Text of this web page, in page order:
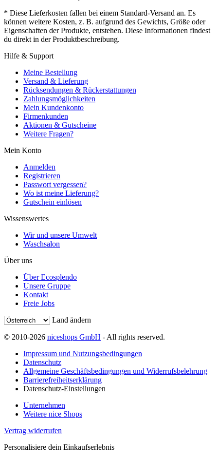
* Diese Lieferkosten fallen bei einem Standard-Versand an. Es
können weitere Kosten, z. B. aufgrund des Gewichts, Größe oder
Eigenschaften der Produkte, entstehen. Diese Informationen findest
du direkt in der Produktbeschreibung.
Hilfe & Support
Meine Bestellung
Versand & Lieferung
Rücksendungen & Rückerstattungen
Zahlungsmöglichkeiten
Mein Kundenkonto
Firmenkunden
Aktionen & Gutscheine
Weitere Fragen?
Mein Konto
Anmelden
Registrieren
Passwort vergessen?
Wo ist meine Lieferung?
Gutschein einlösen
Wissenswertes
Wir und unsere Umwelt
Waschsalon
Über uns
Über Ecosplendo
Unsere Gruppe
Kontakt
Freie Jobs
Land ändern
© 2010-2026 niceshops GmbH - All rights reserved.
Impressum und Nutzungsbedingungen
Datenschutz
Allgemeine Geschäftsbedingungen und Widerrufsbelehrung
Barrierefreiheitserklärung
Datenschutz-Einstellungen
Unternehmen
Weitere nice Shops
Vertrag widerrufen
Personalisiere dein Einkaufserlebnis